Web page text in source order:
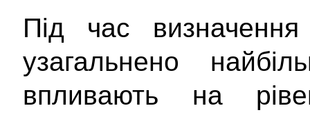
Під час визначення
узагальнено
впливають на